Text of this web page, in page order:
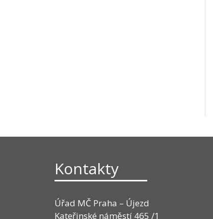
Kontakty
Úřad MČ Praha – Újezd
Kateřinské náměstí 465 /1